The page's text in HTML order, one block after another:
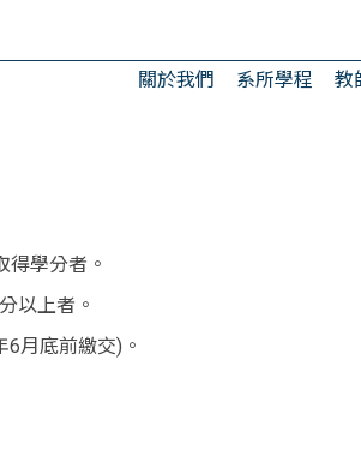
關於我們 系所學程 教
得學分者。
以上者。
月底前繳交)。